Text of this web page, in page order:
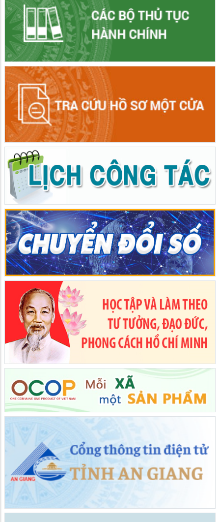
Giồng Riềng khai mạc Đại hội Thể dục thể thao lần thứ I năm
2025 - 2026
01/06/2026
Trường THCS Mai Thị Hồng Hạnh tổng kết năm học 2025 –
2026
30/05/2026
Trường THPT Giồng Riềng tổng kết năm học 2025 – 2026 và
tri ân, trưởng thành học sinh lớp 12
30/05/2026